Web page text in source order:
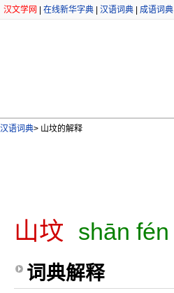
汉文学网 在线新华字典 汉语词典 成语词典
汉语词典> 山坟的解释
山坟 shān fén
词典解释